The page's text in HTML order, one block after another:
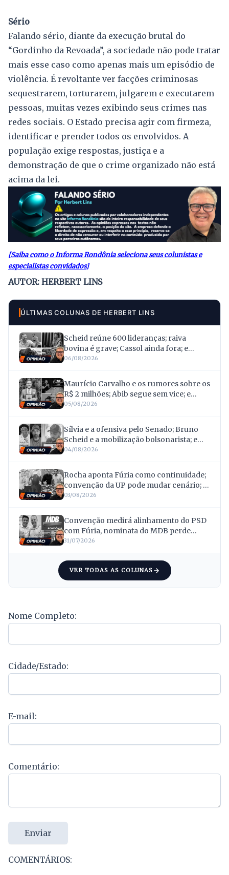
Sério
Falando sério, diante da execução brutal do
“Gordinho da Revoada”, a sociedade não pode tratar
mais esse caso como apenas mais um episódio de
violência. É revoltante ver facções criminosas
sequestrarem, torturarem, julgarem e executarem
pessoas, muitas vezes exibindo seus crimes nas
redes sociais. O Estado precisa agir com firmeza,
identificar e prender todos os envolvidos. A
população exige respostas, justiça e a
demonstração de que o crime organizado não está
acima da lei.
[Saiba como o Informa Rondônia seleciona seus colunistas e
especialistas convidados]
AUTOR: HERBERT LINS
ÚLTIMAS COLUNAS DE HERBERT LINS
Scheid reúne 600 lideranças; raiva
bovina é grave; Cassol ainda fora; e
Tezzari escapa
06/08/2026
Maurício Carvalho e os rumores sobre os
R$ 2 milhões; Abib segue sem vice; e
Samuel articula rearranjo com o PDT
05/08/2026
Sílvia e a ofensiva pelo Senado; Bruno
Scheid e a mobilização bolsonarista; e
Follador e a quebra de confiança com
04/08/2026
Rocha aponta Fúria como continuidade;
convenção da UP pode mudar cenário; e
caravanas mostram força
03/08/2026
Convenção medirá alinhamento do PSD
com Fúria, nominata do MDB perde
força e vaidade leva Confúcio ao recuo
31/07/2026
VER TODAS AS COLUNAS
Nome Completo:
Cidade/Estado:
E-mail:
Comentário:
Enviar
COMENTÁRIOS: